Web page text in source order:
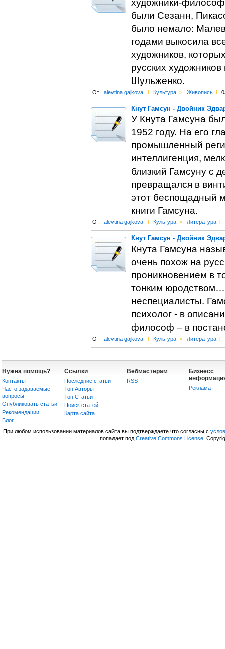
художники-
были Сезанн,
было немало:
годами выкосила
художников,
русских
Шульженко.
От: alevtina gajkova l Культура > Живопись l
Кнут Гамсун - Двойник
У Кнута Гамсуна
1952 году. На его
промышленный
интеллигенция,
близкий Гамсуну с
превращался в
этот беспощадный
книги Гамсуна.
От: alevtina gajkova l Культура > Литература l
Кнут Гамсун - Двойник
Кнута Гамсуна
очень похож на
проникновением в
тонким
неспециалисты.
психолог - в
философ – в
От: alevtina gajkova l Культура > Литература l
Нужна помощь?
Контакты
Часто задаваемые
вопросы
Опубликовать статьи
Рекомендации
Блог
Ссылки
Последние статьи
Топ Авторы
Топ Статьи
Поиск статей
Карта сайта
Вебмастерам
RSS
Бизнесс
Реклама
При любом использовании материалов сайта вы подтверждаете что согласны с
попадает под Creative Commons License.